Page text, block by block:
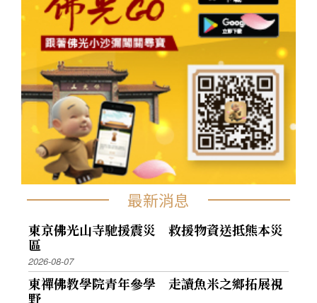
最新消息
東京佛光山寺馳援震災 救援物資送抵熊本災
區
2026-08-07
東禪佛教學院青年參學 走讀魚米之鄉拓展視
野